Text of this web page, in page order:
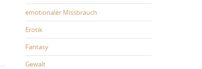
emotionaler Missbrauch
Erotik
Fantasy
Gewalt